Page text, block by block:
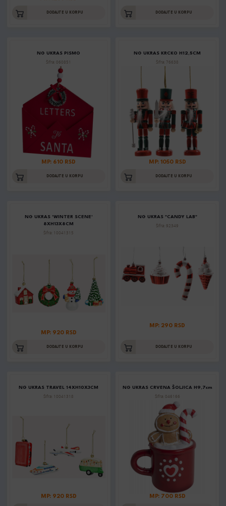
DODAJTE U KORPU DODAJTE U KORPU
NG UKRAS PISMO
Šifra: 060851
MP: 610 RSD
DODAJTE U KORPU
NG UKRAS KRCKO H12,5CM
Šifra: 76638
MP: 1050 RSD
DODAJTE U KORPU
NG UKRAS 'WINTER SCENE'
8XH13X8CM
Šifra: 10041315
MP: 920 RSD
DODAJTE U KORPU
NG UKRAS "CANDY LAB"
Šifra: 92349
MP: 290 RSD
DODAJTE U KORPU
NG UKRAS TRAVEL 14XH10X3CM
Šifra: 10041318
MP: 920 RSD
NG UKRAS CRVENA ŠOLJICA H9,7cm
Šifra: 046166
MP: 700 RSD